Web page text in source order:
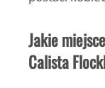
Jakie
Calista